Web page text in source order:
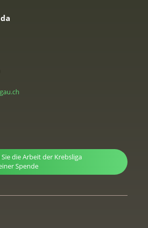
die Arbeit der Krebsliga
Spende